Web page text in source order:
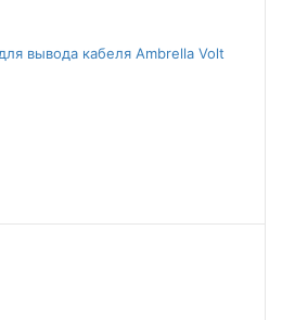
вывода кабеля Ambrella Volt